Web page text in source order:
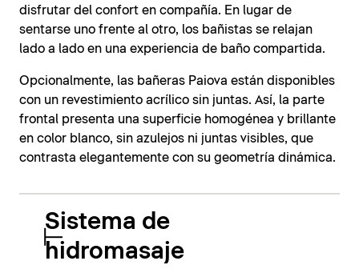
disfrutar del confort en compañía. En lugar de
sentarse uno frente al otro, los bañistas se relajan
lado a lado en una experiencia de baño compartida.
Opcionalmente, las bañeras Paiova están disponibles
con un revestimiento acrílico sin juntas. Así, la parte
frontal presenta una superficie homogénea y brillante
en color blanco, sin azulejos ni juntas visibles, que
contrasta elegantemente con su geometría dinámica.
Sistema de
hidromasaje